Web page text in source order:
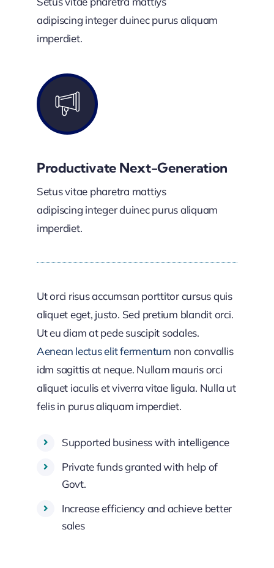
adipiscing integer duinec purus aliquam
imperdiet.
Productivate Next-Generation
Setus vitae pharetra mattiys
adipiscing integer duinec purus aliquam
imperdiet.
Ut orci risus accumsan porttitor cursus quis
aliquet eget, justo. Sed pretium blandit orci.
Ut eu diam at pede suscipit sodales.
Aenean lectus elit fermentum non convallis
idm sagittis at neque. Nullam mauris orci
aliquet iaculis et viverra vitae ligula. Nulla ut
felis in purus aliquam imperdiet.
Supported business with intelligence
Private funds granted with help of
Govt.
Increase efficiency and achieve better
sales